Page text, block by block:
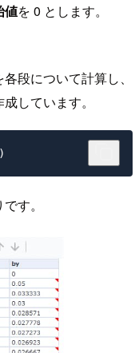
値を 0 とします。
段について計算し、
しています。
す。